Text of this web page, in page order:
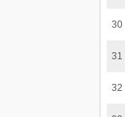
30
31
32